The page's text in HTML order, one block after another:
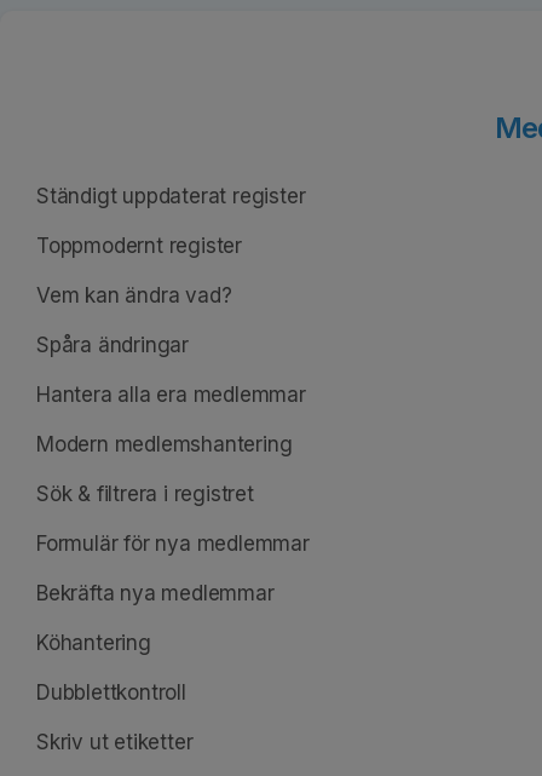
Ständigt uppdaterat register
Toppmodernt register
Vem kan ändra vad?
Spåra ändringar
Hantera alla era medlemmar
Modern medlemshantering
Sök & filtrera i registret
Formulär för nya medlemmar
Bekräfta nya medlemmar
Köhantering
Dubblettkontroll
Skriv ut etiketter